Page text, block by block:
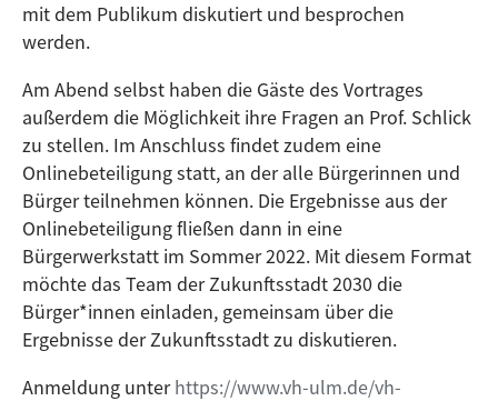
mit dem Publikum diskutiert und besprochen
werden.
Am Abend selbst haben die Gäste des Vortrages
außerdem die Möglichkeit ihre Fragen an Prof. Schlick
zu stellen. Im Anschluss findet zudem eine
Onlinebeteiligung statt, an der alle Bürgerinnen und
Bürger teilnehmen können. Die Ergebnisse aus der
Onlinebeteiligung fließen dann in eine
Bürgerwerkstatt im Sommer 2022. Mit diesem Format
möchte das Team der Zukunftsstadt 2030 die
Bürger*innen einladen, gemeinsam über die
Ergebnisse der Zukunftsstadt zu diskutieren.
Anmeldung unterhttps://www.vh-ulm.de/vh-